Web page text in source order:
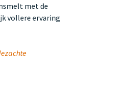
met de
vollere ervaring